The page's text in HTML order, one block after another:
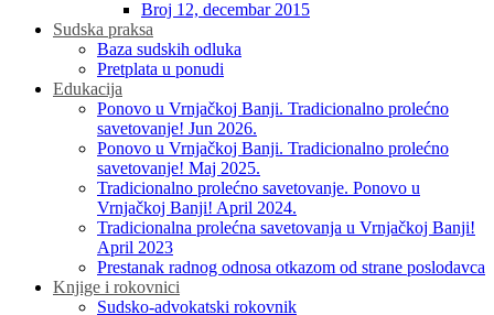
Broj 12, decembar 2015
Sudska praksa
Baza sudskih odluka
Pretplata u ponudi
Edukacija
Ponovo u Vrnjačkoj Banji. Tradicionalno prolećno
savetovanje! Jun 2026.
Ponovo u Vrnjačkoj Banji. Tradicionalno prolećno
savetovanje! Maj 2025.
Tradicionalno prolećno savetovanje. Ponovo u
Vrnjačkoj Banji! April 2024.
Tradicionalna prolećna savetovanja u Vrnjačkoj Banji!
April 2023
Prestanak radnog odnosa otkazom od strane poslodavca
Knjige i rokovnici
Sudsko-advokatski rokovnik